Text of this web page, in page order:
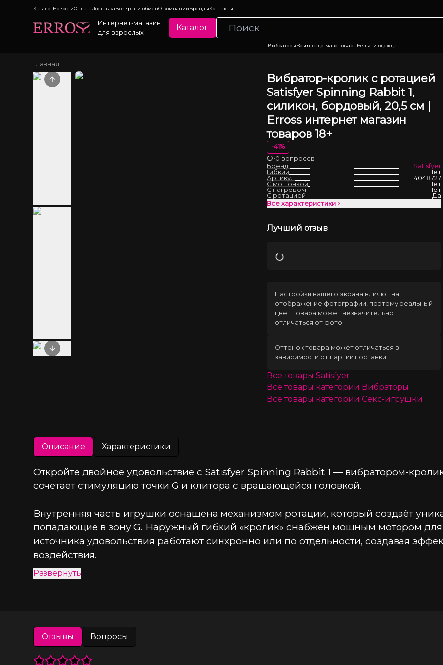
КаталогНовостиОплатаДоставкаВозврат и обменО компанииБрендыКонтакты
Интернет-магазин
для взрослых
Каталог
ВибраторыBdsm, садо-мазо товарыБелье и одежда
Главная
Previous slide
Next slide
Вибратор-кролик с ротацией
Satisfyer Spinning Rabbit 1,
силикон, бордовый, 20,5 см |
Erross интернет магазин
товаров 18+
-41%
Загрузка
•0 вопросов
Бренд:
Satisfyer
Гибкий
Нет
Артикул
4048727
С мошонкой
Нет
С нагревом
Нет
С ротацией
Да
Все характеристики
Лучший отзыв
Загрузка
Настройки вашего экрана влияют на
отображение фотографии, поэтому реальный
цвет товара может незначительно
отличаться от фото.
Оттенок товара может отличаться в
зависимости от партии поставки.
Все товары Satisfyer
Все товары категории Вибраторы
Все товары категории Секс-игрушки
Описание Характеристики
Откройте двойное удовольствие с Satisfyer Spinning Rabbit 1 — вибратором-
сочетает стимуляцию точки G и клитора с вращающейся головкой.
Внутренняя часть игрушки оснащена механизмом ротации, который создаёт
попадающие в зону G. Наружный гибкий «кролик» снабжён мощным мотором
источника удовольствия работают синхронно или по отдельности, создавая
воздействия.
Мягкий силикон обволакивает тело, а анатомическая форма обеспечивает
Вращающийся стержень + вибрирующий клиторальный отросток
Два мощных мотора с независимым управлением
Развернуть
Отзывы Вопросы